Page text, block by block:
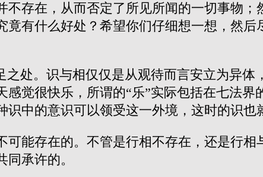
存在，从而否定了所见所闻的一切事物；
有什么好处？希望你们仔细想一想，然后
处。识与相仅仅是从观待而言安立为异体
觉很快乐，所谓的“乐”实际包括在七法界
中的意识可以领受这一外境，这时的识也
能存在的。不管是行相不存在，还是行相
承许的。